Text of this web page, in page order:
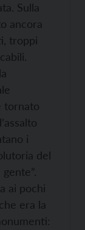
Sulla
ancora
troppi
tornato
i
del
ai pochi
era la